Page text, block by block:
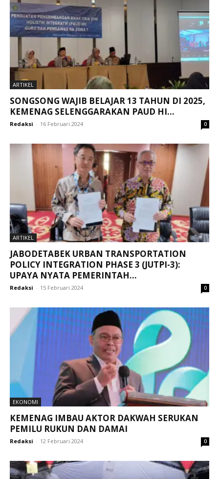
ARTIKEL
SONGSONG WAJIB BELAJAR 13 TAHUN DI 2025,
KEMENAG SELENGGARAKAN PAUD HI...
Redaksi - 16 Februari 2024 0
ARTIKEL
JABODETABEK URBAN TRANSPORTATION
POLICY INTEGRATION PHASE 3 (JUTPI-3):
UPAYA NYATA PEMERINTAH...
Redaksi - 15 Februari 2024 0
EKONOMI
KEMENAG IMBAU AKTOR DAKWAH SERUKAN
PEMILU RUKUN DAN DAMAI
Redaksi - 12 Februari 2024 0